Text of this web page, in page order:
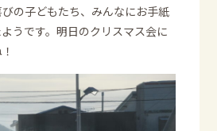
の子どもたち、みんなにお手紙
うです。明日のクリスマス会に